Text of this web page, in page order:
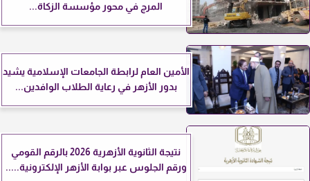
المرج في محور مؤسسة الزكاة...
الأمين العام لرابطة الجامعات الإسلامية يشيد
بدور الأزهر في رعاية الطلاب الوافدين...
نتيجة الثانوية الأزهرية 2026 بالرقم القومي
ورقم الجلوس عبر بوابة الأزهر الإلكترونية.....